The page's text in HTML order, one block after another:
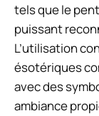
tels que le
puissant
L’utilisation
ésotériques
avec des
ambiance